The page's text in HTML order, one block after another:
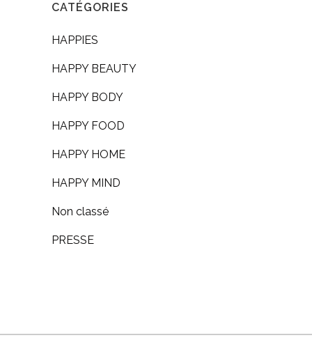
CATÉGORIES
HAPPIES
HAPPY BEAUTY
HAPPY BODY
HAPPY FOOD
HAPPY HOME
HAPPY MIND
Non classé
PRESSE